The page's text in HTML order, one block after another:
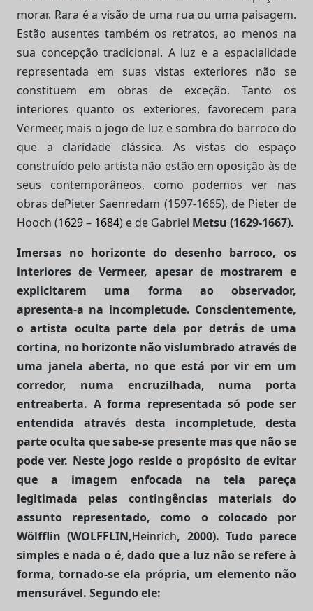
morar. Rara é a visão de uma rua ou uma paisagem.
Estão ausentes também os retratos, ao menos na
sua concepção tradicional. A luz e a espacialidade
representada em suas vistas exteriores não se
constituem em obras de exceção. Tanto os
interiores quanto os exteriores, favorecem para
Vermeer, mais o jogo de luz e sombra do barroco do
que a claridade clássica. As vistas do espaço
construído pelo artista não estão em oposição às de
seus contemporâneos, como podemos ver nas
obras dePieter Saenredam (1597-1665), de Pieter de
Hooch (1629– 1684) e de Gabriel Metsu (1629-1667).
Imersas no horizonte do desenho barroco, os
interiores de Vermeer, apesar de mostrarem e
explicitarem uma forma ao observador,
apresenta-a na incompletude. Conscientemente,
o artista oculta parte dela por detrás de uma
cortina, no horizonte não vislumbrado através de
uma janela aberta, no que está por vir em um
corredor, numa encruzilhada, numa porta
entreaberta. A forma representada só pode ser
entendida através desta incompletude, desta
parte oculta que sabe-se presente mas que não se
pode ver. Neste jogo reside o propósito de evitar
que a imagem enfocada na tela pareça
legitimada pelas contingências materiais do
assunto representado, como o colocado por
Wölfflin (WOLFFLIN,Heinrich, 2000). Tudo parece
simples e nada o é, dado que a luz não se refere à
forma, tornado-se ela própria, um elemento não
mensurável. Segundo ele: